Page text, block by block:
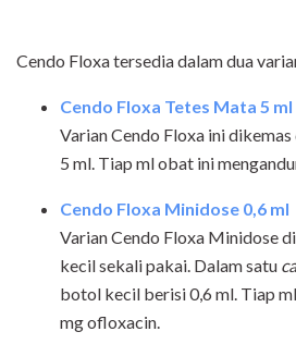
Cendo Floxa tersedia dalam dua
Cendo Floxa Tetes Mata 5 ml
Varian Cendo Floxa ini
5 ml. Tiap ml obat ini
Cendo Floxa Minidose 0,6 ml
Varian Cendo Floxa Minidose
kecil sekali pakai. Dalam satu
botol kecil berisi 0,6 ml. Tiap
mg ofloxacin.